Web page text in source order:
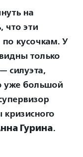
на
что эти
кусочкам. У
только
силуэта,
уже большой
кризисного
Гурина.